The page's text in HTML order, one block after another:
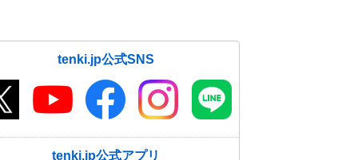
tenki.jp公式SNS
tenki.jp公式アプリ